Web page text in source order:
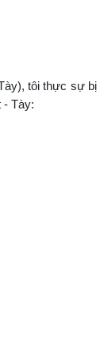
tôi thực sự
- Tày: